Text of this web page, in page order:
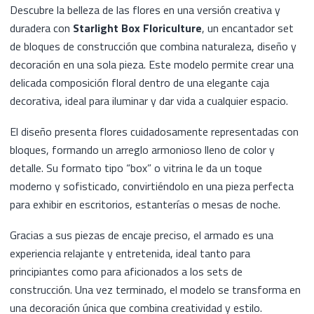
Descubre la belleza de las flores en una versión creativa y
duradera con Starlight Box Floriculture, un encantador set
de bloques de construcción que combina naturaleza, diseño y
decoración en una sola pieza. Este modelo permite crear una
delicada composición floral dentro de una elegante caja
decorativa, ideal para iluminar y dar vida a cualquier espacio.
El diseño presenta flores cuidadosamente representadas con
bloques, formando un arreglo armonioso lleno de color y
detalle. Su formato tipo “box” o vitrina le da un toque
moderno y sofisticado, convirtiéndolo en una pieza perfecta
para exhibir en escritorios, estanterías o mesas de noche.
Gracias a sus piezas de encaje preciso, el armado es una
experiencia relajante y entretenida, ideal tanto para
principiantes como para aficionados a los sets de
construcción. Una vez terminado, el modelo se transforma en
una decoración única que combina creatividad y estilo.